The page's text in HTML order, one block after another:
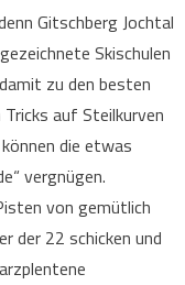
Gitschberg Jochtal
Skischulen
zu den besten
auf Steilkurven
die etwas
vergnügen.
von gemütlich
der 22 schicken und